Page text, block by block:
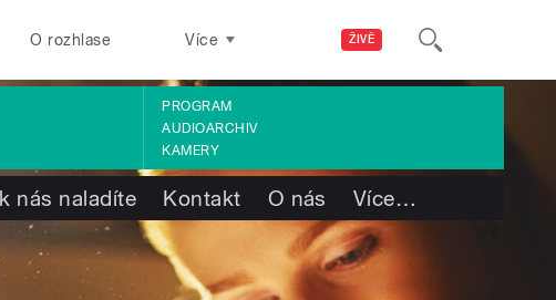
ŽIVĚ
O rozhlase Více
PROGRAM
AUDIOARCHIV
KAMERY
nás naladíte Kontakt O nás Více…